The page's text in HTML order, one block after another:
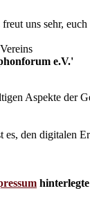
uns sehr,
e.V.'
Aspekte der
es, den digitalen